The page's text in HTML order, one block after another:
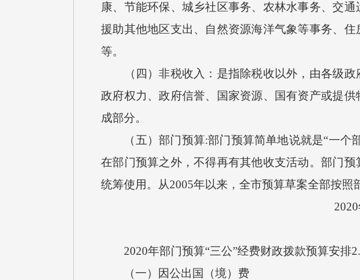
康、节能环保、城乡社区事务、农林水事务、交
援助其他地区支出、自然资源海洋气象等事务、
等。
（四）非税收入：是指除税收以外，由各级政
政府权力、政府信誉、国家资源、国有资产或提
成部分。
（五）部门预算:部门预算简单地说就是“一个
在部门预算之外，不得再有其他收支活动。部门
统筹使用。从2005年以来，全市预算草案全部按照
2020年
2020年部门预算“三公”经费财政拨款预算安排
（一）因公出国（境）费